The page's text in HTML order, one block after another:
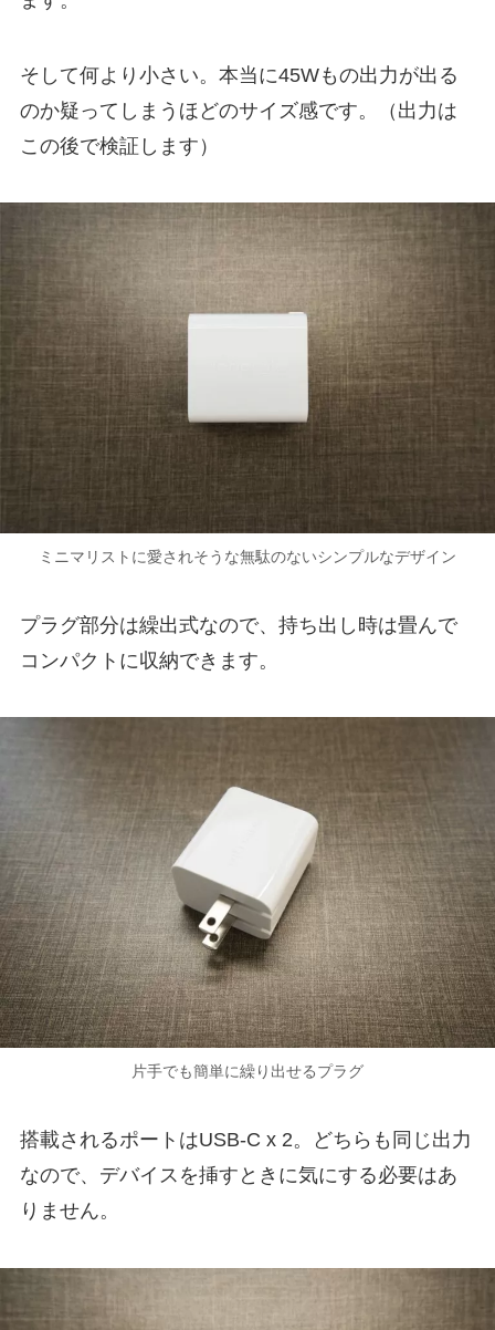
そして何より小さい。本当に45Wもの出力が出る
のか疑ってしまうほどのサイズ感です。（出力は
この後で検証します）
ミニマリストに愛されそうな無駄のないシンプルなデザイン
プラグ部分は繰出式なので、持ち出し時は畳んで
コンパクトに収納できます。
片手でも簡単に繰り出せるプラグ
搭載されるポートはUSB-C x 2。どちらも同じ出力
なので、デバイスを挿すときに気にする必要はあ
りません。